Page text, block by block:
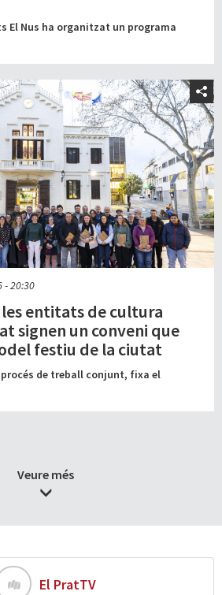
El Nus ha organitzat un programa
- 20:30
les entitats de cultura
signen un conveni que
festiu de la ciutat
procés de treball conjunt, fixa el
Veure més
El PratTV